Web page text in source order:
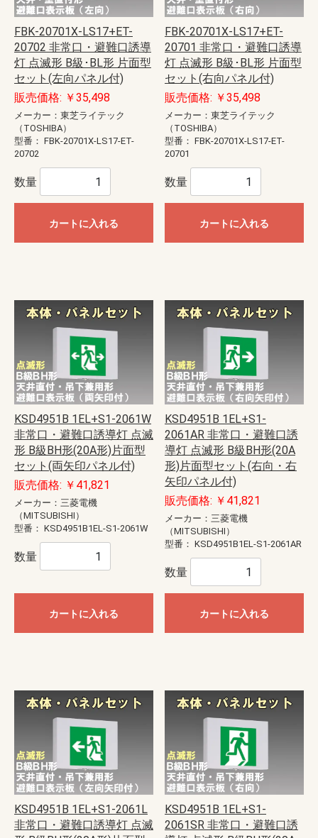
FBK-20701X-LS17+ET-
20702 非常口・避難口誘導
灯 点滅形 B級･BL形 片面型
セット(左向パネル付)
販売価格: ￥35,498
メーカー：東芝ライテック
（TOSHIBA）
型番： FBK-20701X-LS17-ET-
20702
数量
カートに入れる
FBK-20701X-LS17+ET-
20701 非常口・避難口誘導
灯 点滅形 B級･BL形 片面型
セット(右向パネル付)
販売価格: ￥35,498
メーカー：東芝ライテック
（TOSHIBA）
型番： FBK-20701X-LS17-ET-
20701
数量
カートに入れる
KSD4951B 1EL+S1-2061W
非常口・避難口誘導灯 点滅
形 B級BH形(20A形)片面型
セット(両矢印パネル付)
販売価格: ￥41,821
メーカー：三菱電機
（MITSUBISHI）
型番： KSD4951B1EL-S1-2061W
数量
カートに入れる
KSD4951B 1EL+S1-
2061AR 非常口・避難口誘
導灯 点滅形 B級BH形(20A
形)片面型セット(右向・右
矢印パネル付)
販売価格: ￥41,821
メーカー：三菱電機
（MITSUBISHI）
型番： KSD4951B1EL-S1-2061AR
数量
カートに入れる
KSD4951B 1EL+S1-2061L
非常口・避難口誘導灯 点滅
KSD4951B 1EL+S1-
2061SR 非常口・避難口誘